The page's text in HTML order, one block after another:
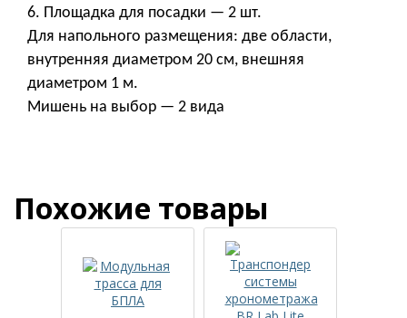
6. Площадка для посадки — 2 шт.
Для напольного размещения: две области,
внутренняя диаметром 20 см, внешняя
диаметром 1 м.
Мишень на выбор — 2 вида
Похожие товары